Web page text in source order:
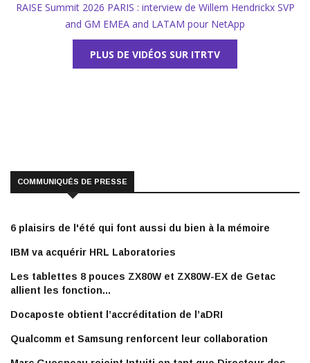
RAISE Summit 2026 PARIS : interview de Willem Hendrickx SVP
and GM EMEA and LATAM pour NetApp
PLUS DE VIDÉOS SUR ITRTV
COMMUNIQUÉS DE PRESSE
6 plaisirs de l'été qui font aussi du bien à la mémoire
IBM va acquérir HRL Laboratories
Les tablettes 8 pouces ZX80W et ZX80W-EX de Getac
allient les fonction...
Docaposte obtient l’accréditation de l’aDRI
Qualcomm et Samsung renforcent leur collaboration